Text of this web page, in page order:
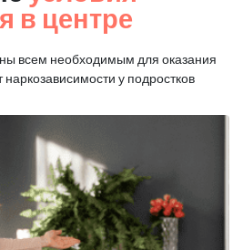
в центре
всем необходимым для оказания
наркозависимости у подростков